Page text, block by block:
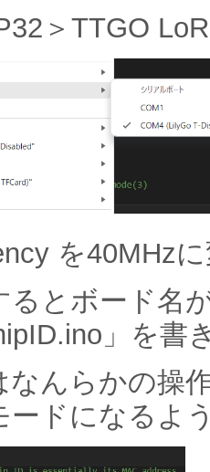
＞TTGO
を40MHz
るとボード名
」を書
なんらかの操
ードになるよ